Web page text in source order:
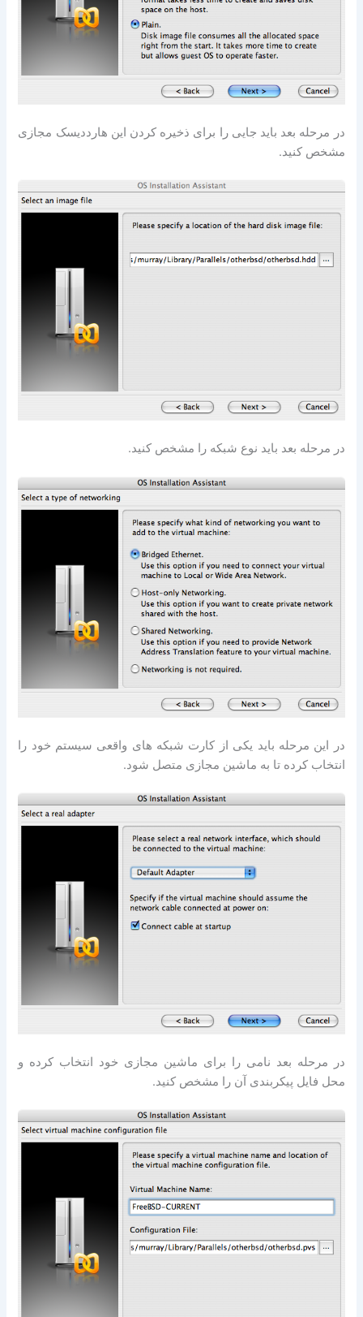
در مرحله بعد باید جایی را برای ذخیره کردن این هارددیسک مجازی
مشخص کنید.
در مرحله بعد باید نوع شبکه را مشخص کنید.
در این مرحله باید یکی از کارت شبکه های واقعی سیستم خود را
انتخاب کرده تا به ماشین مجازی متصل شود.
در مرحله بعد نامی را برای ماشین مجازی خود انتخاب کرده و
محل فایل پیکربندی آن را مشخص کنید.